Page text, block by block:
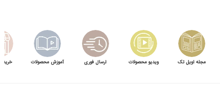
مجله اویل تک ویدیو محصولات ارسال فوری آموزش محصولات خرید